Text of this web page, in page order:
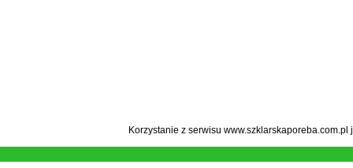
Korzystanie z serwisu